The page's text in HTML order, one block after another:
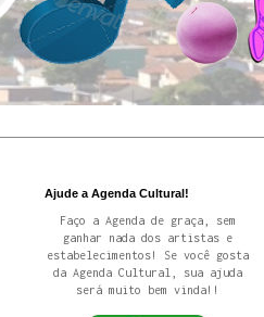
Ajude a Agenda Cultural!
Faço a Agenda de graça, sem
ganhar nada dos artistas e
estabelecimentos! Se você gosta
da Agenda Cultural, sua ajuda
será muito bem vinda!!